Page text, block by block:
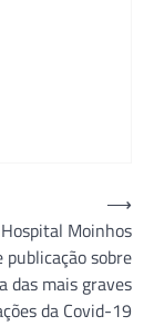
Moinhos
publicação sobre
das mais graves
da Covid-19
⟶